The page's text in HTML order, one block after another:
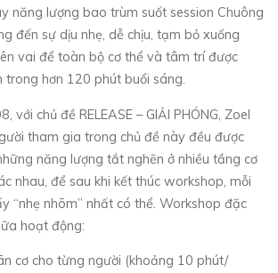
năng lượng bao trùm suốt session Chuông
đến sự dịu nhẹ, dễ chịu, tạm bỏ xuống
vai để toàn bộ cơ thể và tâm trí được
trong hơn 120 phútbuổi sáng.
với chủ đề RELEASE – GIẢI PHÓNG, Zoel
tham gia trong chủ đề này đều được
năng lượng tắt nghẽn ở nhiều tầng cơ
nhau, để sau khi kết thúc workshop, mỗi
“nhẹ nhõm” nhất có thể. Workshop đặc
hoạt động:
cơ cho từng người (khoảng 10 phút/